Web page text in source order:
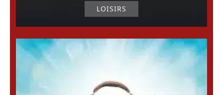
LOISIRS